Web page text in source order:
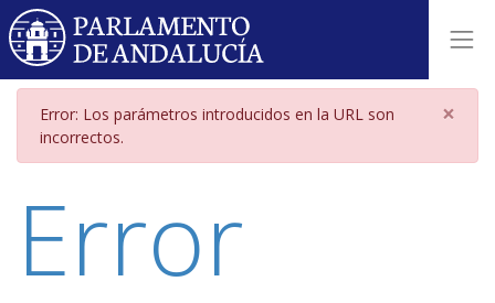
Página de error por parámetros
Error: Los parámetros introducidos en la URL son
incorrectos.
×
Error